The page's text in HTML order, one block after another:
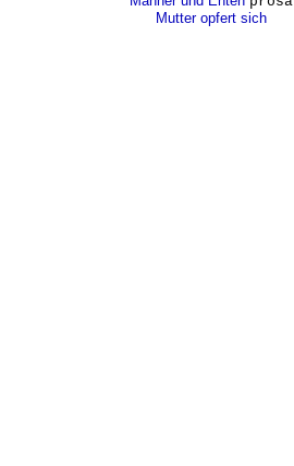
Mutter opfert sich